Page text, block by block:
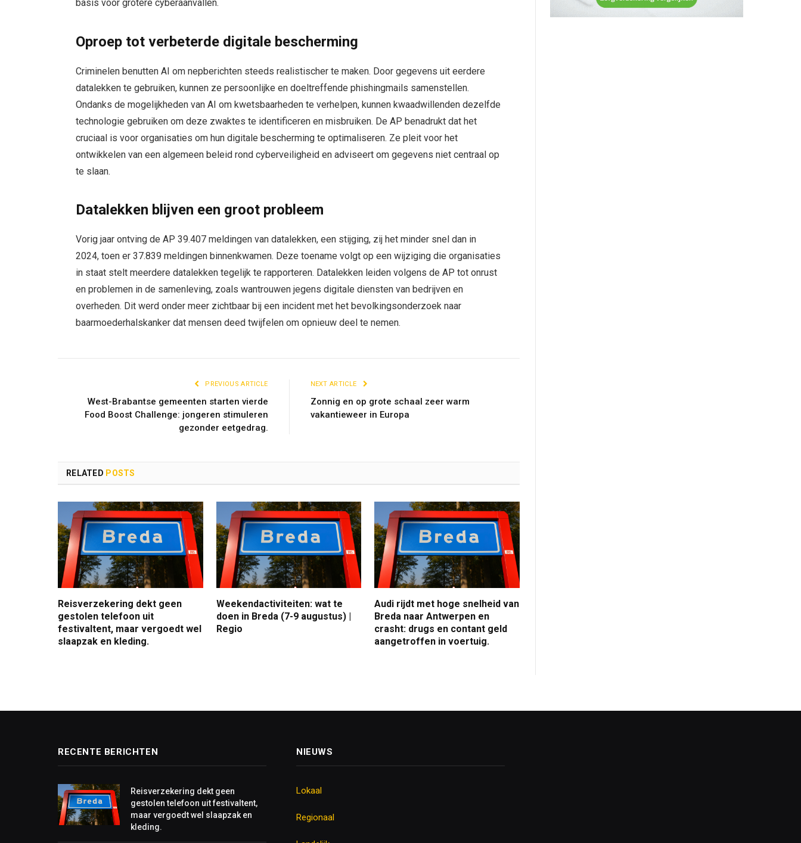
basis voor grotere cyberaanvallen.
Oproep tot verbeterde digitale bescherming
Criminelen benutten AI om nepberichten steeds realistischer te maken. Door gegevens uit eerdere
datalekken te gebruiken, kunnen ze persoonlijke en doeltreffende phishingmails samenstellen.
Ondanks de mogelijkheden van AI om kwetsbaarheden te verhelpen, kunnen kwaadwillenden dezelfde
technologie gebruiken om deze zwaktes te identificeren en misbruiken. De AP benadrukt dat het
cruciaal is voor organisaties om hun digitale bescherming te optimaliseren. Ze pleit voor het
ontwikkelen van een algemeen beleid rond cyberveiligheid en adviseert om gegevens niet centraal op
te slaan.
Datalekken blijven een groot probleem
Vorig jaar ontving de AP 39.407 meldingen van datalekken, een stijging, zij het minder snel dan in
2024, toen er 37.839 meldingen binnenkwamen. Deze toename volgt op een wijziging die organisaties
in staat stelt meerdere datalekken tegelijk te rapporteren. Datalekken leiden volgens de AP tot onrust
en problemen in de samenleving, zoals wantrouwen jegens digitale diensten van bedrijven en
overheden. Dit werd onder meer zichtbaar bij een incident met het bevolkingsonderzoek naar
baarmoederhalskanker dat mensen deed twijfelen om opnieuw deel te nemen.
PREVIOUS ARTICLE
West-Brabantse gemeenten starten vierde
Food Boost Challenge: jongeren stimuleren
gezonder eetgedrag.
NEXT ARTICLE
Zonnig en op grote schaal zeer warm
vakantieweer in Europa
RELATED POSTS
Reisverzekering dekt geen
gestolen telefoon uit
festivaltent, maar vergoedt wel
slaapzak en kleding.
Weekendactiviteiten: wat te
doen in Breda (7-9 augustus) |
Regio
Audi rijdt met hoge snelheid van
Breda naar Antwerpen en
crasht: drugs en contant geld
aangetroffen in voertuig.
RECENTE BERICHTEN
Reisverzekering dekt geen
gestolen telefoon uit festivaltent,
maar vergoedt wel slaapzak en
kleding.
NIEUWS
Lokaal
Regionaal